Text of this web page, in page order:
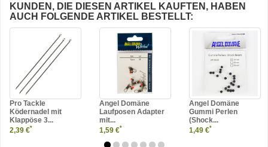
KUNDEN, DIE DIESEN ARTIKEL KAUFTEN, HABEN
AUCH FOLGENDE ARTIKEL BESTELLT:
Pro Tackle
Ködernadel mit
Klappöse 3...
2,39 €*
Angel Domäne
Laufposen Adapter
mit...
1,59 €*
Angel Domäne
Gummi Perlen
(Shock...
1,49 €*